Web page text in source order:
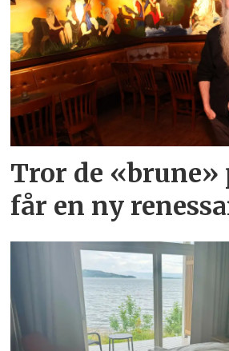
Tror de «brune»
får en ny